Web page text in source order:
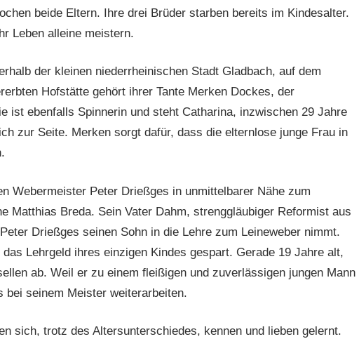
beide Eltern. Ihre drei Brüder starben bereits im Kindesalter.
Leben alleine meistern.
der kleinen niederrheinischen Stadt Gladbach, auf dem
Hofstätte gehört ihrer Tante Merken Dockes, der
ist ebenfalls Spinnerin und steht Catharina, inzwischen 29 Jahre
zur Seite. Merken sorgt dafür, dass die elternlose junge Frau in
Webermeister Peter Drießges in unmittelbarer Nähe zum
Matthias Breda. Sein Vater Dahm, strenggläubiger Reformist aus
Drießges seinen Sohn in die Lehre zum Leineweber nimmt.
Lehrgeld ihres einzigen Kindes gespart. Gerade 19 Jahre alt,
ab. Weil er zu einem fleißigen und zuverlässigen jungen Mann
bei seinem Meister weiterarbeiten.
sich, trotz des Altersunterschiedes, kennen und lieben gelernt.